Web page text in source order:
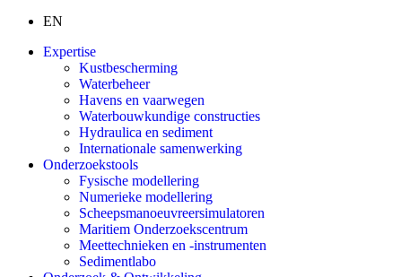
EN
Expertise
Kustbescherming
Waterbeheer
Havens en vaarwegen
Waterbouwkundige constructies
Hydraulica en sediment
Internationale samenwerking
Onderzoekstools
Fysische modellering
Numerieke modellering
Scheepsmanoeuvreersimulatoren
Maritiem Onderzoekscentrum
Meettechnieken en -instrumenten
Sedimentlabo